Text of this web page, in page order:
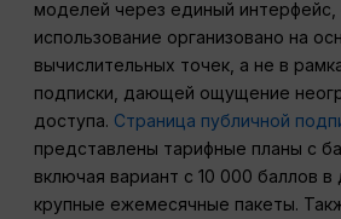
моделей через единый интерфейс,
использование организовано на
вычислительных точек, а не в
подписки, дающей ощущение
доступа. Страница публичной
представлены тарифные планы с
включая вариант с 10 000 баллов
крупные ежемесячные пакеты.